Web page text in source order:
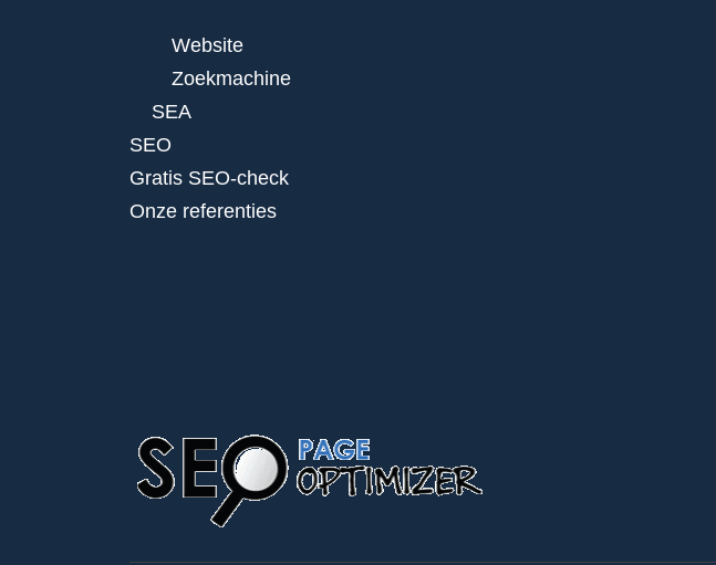
Website
Zoekmachine
SEA
SEO
Gratis SEO-check
Onze referenties